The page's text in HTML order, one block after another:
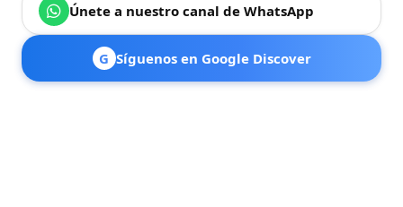
Únete a nuestro canal de WhatsApp
G Síguenos en Google Discover